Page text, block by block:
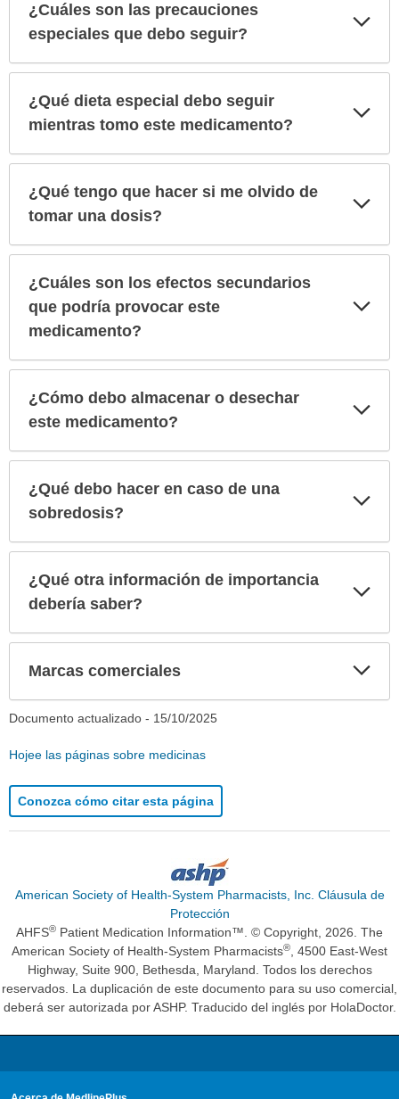
¿Cuáles son las precauciones
especiales que debo seguir?
¿Qué dieta especial debo seguir
mientras tomo este medicamento?
¿Qué tengo que hacer si me olvido de
tomar una dosis?
¿Cuáles son los efectos secundarios
que podría provocar este
medicamento?
¿Cómo debo almacenar o desechar
este medicamento?
¿Qué debo hacer en caso de una
sobredosis?
¿Qué otra información de importancia
debería saber?
Marcas comerciales
Documento actualizado - 15/10/2025
Hojee las páginas sobre medicinas
Conozca cómo citar esta página
American Society of Health-System Pharmacists, Inc. Cláusula de
Protección
AHFS® Patient Medication Information™. © Copyright, 2026. The
American Society of Health-System Pharmacists®, 4500 East-West
Highway, Suite 900, Bethesda, Maryland. Todos los derechos
reservados. La duplicación de este documento para su uso comercial,
deberá ser autorizada por ASHP. Traducido del inglés por HolaDoctor.